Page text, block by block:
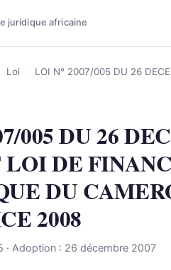
juridique africaine
Loi LOI N° 2007/005 DU 26
005 DU 26
DE
DU
2008
· Adoption : 26 décembre 2007